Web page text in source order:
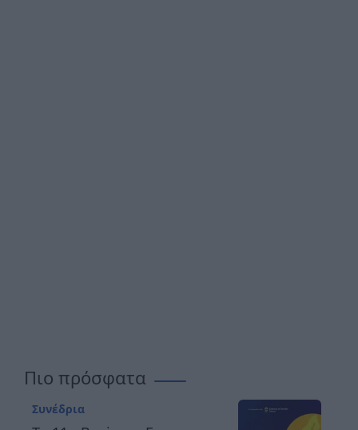
Πιο πρόσφατα
Συνέδρια